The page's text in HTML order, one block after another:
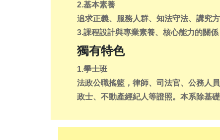
2.基本素養
追求正義、服務人群、知法守法、講究方
3.課程設計與專業素養、核心能力的關係
獨有特色
1.學士班
法政公職搖籃，律師、司法官、公務人
政士、不動產經紀人等證照。本系除基